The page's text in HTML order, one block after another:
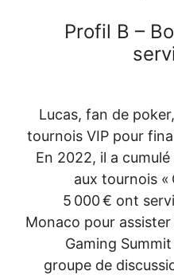
Profil
Lucas, fan de
tournois VIP
En 2022, il a
aux
5 000 €
Monaco pour
Gaming
groupe de